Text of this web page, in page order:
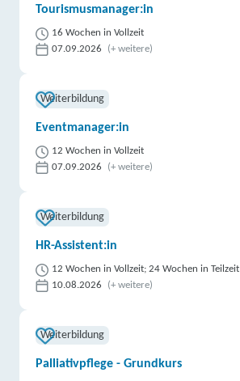
Tourismusmanager:in
16 Wochen in Vollzeit
07.09.2026
(+ weitere)
Weiterbildung
Eventmanager:in
12 Wochen in Vollzeit
07.09.2026
(+ weitere)
Weiterbildung
HR-Assistent:in
12 Wochen in Vollzeit; 24 Wochen in Teilzeit
10.08.2026
(+ weitere)
Weiterbildung
Palliativpflege - Grundkurs